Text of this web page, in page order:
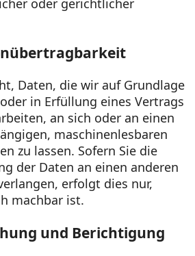
oder gerichtlicher
Daten, die wir auf Grundlage
in Erfüllung eines Vertrags
an sich oder an einen
maschinenlesbaren
zu lassen. Sofern Sie die
der Daten an einen anderen
erfolgt dies nur,
machbar ist.
und Berichtigung